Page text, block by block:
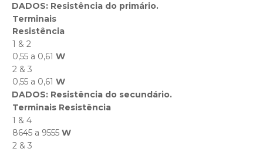
DADOS: Resistência do primário.
Terminais
Resistência
1 & 2
0,55 a 0,61 W
2 & 3
0,55 a 0,61 W
DADOS: Resistência do secundário.
Terminais Resistência
1 & 4
8645 a 9555 W
2 & 3